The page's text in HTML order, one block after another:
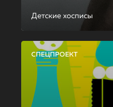
Детские хосписы
СПЕЦПРОЕКТ